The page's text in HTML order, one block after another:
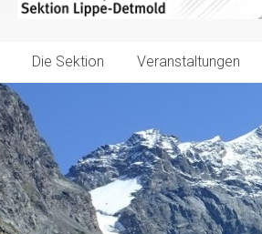
Die Sektion Veranstaltungen